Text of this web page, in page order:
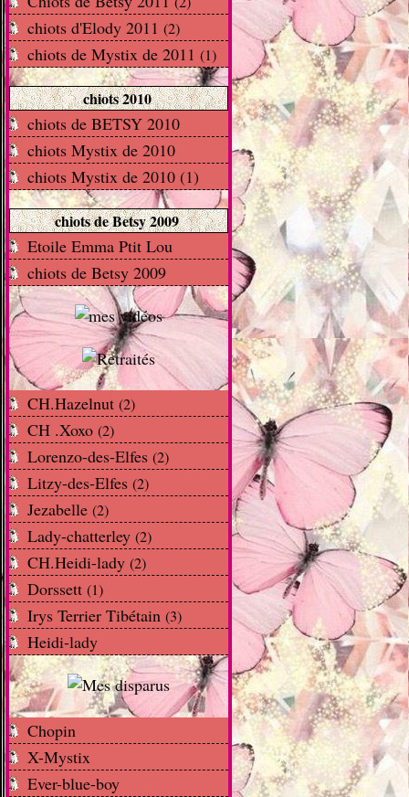
chiots d'Elody 2011 (2)
chiots de Mystix de 2011 (1)
chiots 2010
chiots de BETSY 2010
chiots Mystix de 2010
chiots Mystix de 2010 (1)
chiots de Betsy 2009
Etoile Emma Ptit Lou
chiots de Betsy 2009
CH.Hazelnut (2)
CH .Xoxo (2)
Lorenzo-des-Elfes (2)
Litzy-des-Elfes (2)
Jezabelle (2)
Lady-chatterley (2)
CH.Heidi-lady (2)
Dorssett (1)
Irys Terrier Tibétain (3)
Heidi-lady
Chopin
X-Mystix
Ever-blue-boy